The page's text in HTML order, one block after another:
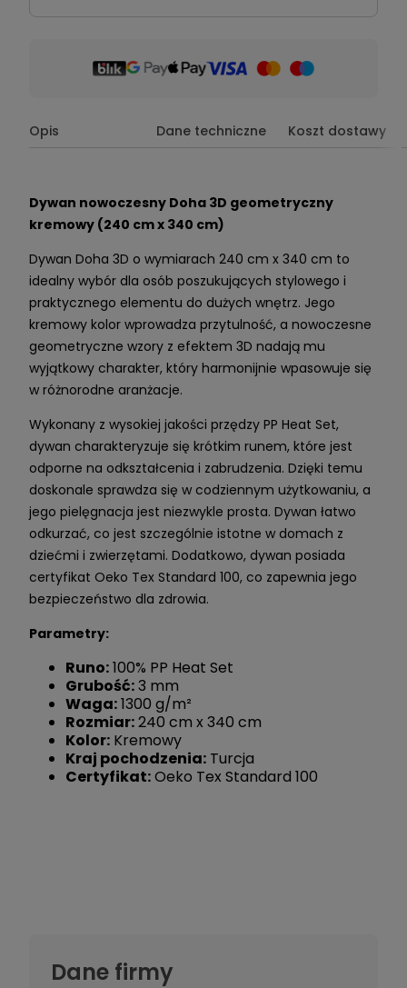
Opis Dane techniczne Koszt dostawy
Dywan nowoczesny Doha 3D geometryczny
kremowy (240 cm x 340 cm)
Dywan Doha 3D o wymiarach 240 cm x 340 cm to
idealny wybór dla osób poszukujących stylowego i
praktycznego elementu do dużych wnętrz. Jego
kremowy kolor wprowadza przytulność, a nowoczesne
geometryczne wzory z efektem 3D nadają mu
wyjątkowy charakter, który harmonijnie wpasowuje się
w różnorodne aranżacje.
Wykonany z wysokiej jakości przędzy PP Heat Set,
dywan charakteryzuje się krótkim runem, które jest
odporne na odkształcenia i zabrudzenia. Dzięki temu
doskonale sprawdza się w codziennym użytkowaniu, a
jego pielęgnacja jest niezwykle prosta. Dywan łatwo
odkurzać, co jest szczególnie istotne w domach z
dziećmi i zwierzętami. Dodatkowo, dywan posiada
certyfikat Oeko Tex Standard 100, co zapewnia jego
bezpieczeństwo dla zdrowia.
Parametry:
Runo:100% PP Heat Set
Grubość:3 mm
Waga:1300 g/m²
Rozmiar:240 cm x 340 cm
Kolor: Kremowy
Kraj pochodzenia: Turcja
Certyfikat:Oeko Tex Standard 100
Dane firmy